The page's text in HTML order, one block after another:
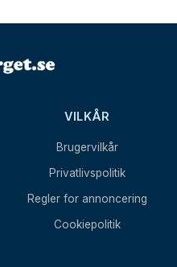
VILKÅR
Brugervilkår
Privatlivspolitik
Regler for annoncering
Cookiepolitik